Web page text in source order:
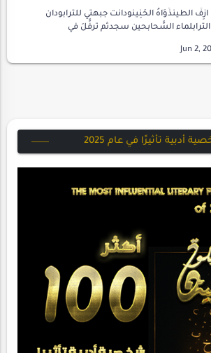
ازِفَ الطينذَوَاهُ الحَنِينودانت جبهتي للترابودان
الترابلماء السًَحابحين سجدثم ترفًَلَ في
في موجهقبس من سراب* * *اتراه شبحي ذا…